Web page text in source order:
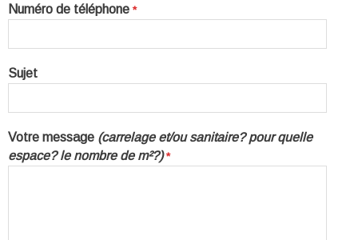
Numéro de téléphone *
Sujet
Votre message (carrelage et/ou sanitaire? pour quelle
espace? le nombre de m²?) *